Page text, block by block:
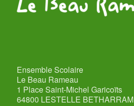
Ensemble Scolaire
Le Beau Rameau
1 Place Saint-Michel Garicoïts
64800 LESTELLE BETHARRAM